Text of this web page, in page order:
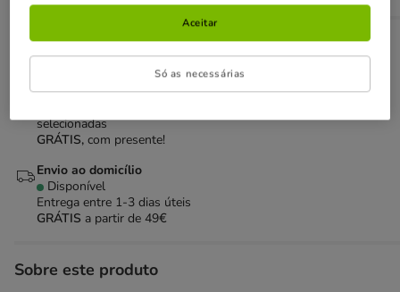
Opções de envio Ver detalhes
Recolha em loja com Click & Collect
Disponível
selecionadas
GRÁTIS, com presente!
Envio ao domicílio
Disponível
Entrega entre 1-3 dias úteis
GRÁTIS a partir de 49€
Sobre este produto
Só as necessárias
Aceitar